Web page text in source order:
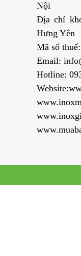
Nội
Địa chỉ
Hưng Yên
Mã số
Email:
Hotline: